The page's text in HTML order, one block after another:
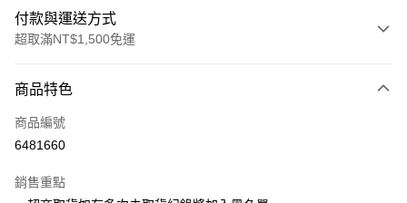
付款與運送方式
超取滿NT$1,500免運
信用卡一次付款
超商取貨付款
商品特色
商品編號
6481660
銷售重點